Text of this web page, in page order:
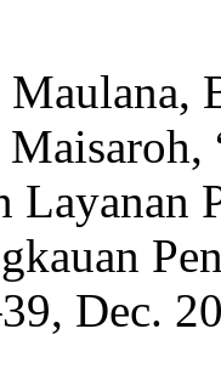
Layanan
Dec.